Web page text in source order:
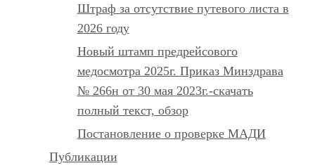
Штраф за отсутствие путевого листа в
2026 году
Новый штамп предрейсового
медосмотра 2025г. Приказ Минздрава
№ 266н от 30 мая 2023г.-скачать
полный текст, обзор
Постановление о проверке МАДИ
Публикации